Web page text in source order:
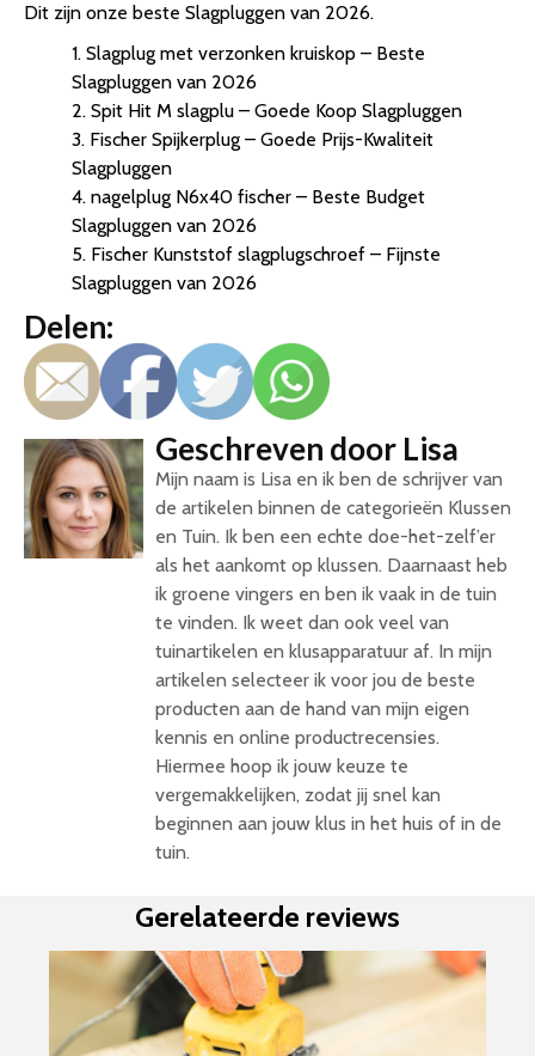
Dit zijn onze beste Slagpluggen van 2026.
1. Slagplug met verzonken kruiskop – Beste
Slagpluggen van 2026
2. Spit Hit M slagplu – Goede Koop Slagpluggen
3. Fischer Spijkerplug – Goede Prijs-Kwaliteit
Slagpluggen
4. nagelplug N6x40 fischer – Beste Budget
Slagpluggen van 2026
5. Fischer Kunststof slagplugschroef – Fijnste
Slagpluggen van 2026
Delen:
Geschreven door Lisa
Mijn naam is Lisa en ik ben de schrijver van
de artikelen binnen de categorieën Klussen
en Tuin. Ik ben een echte doe-het-zelf’er
als het aankomt op klussen. Daarnaast heb
ik groene vingers en ben ik vaak in de tuin
te vinden. Ik weet dan ook veel van
tuinartikelen en klusapparatuur af. In mijn
artikelen selecteer ik voor jou de beste
producten aan de hand van mijn eigen
kennis en online productrecensies.
Hiermee hoop ik jouw keuze te
vergemakkelijken, zodat jij snel kan
beginnen aan jouw klus in het huis of in de
tuin.
Gerelateerde reviews